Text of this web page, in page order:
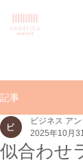
記事
似合わせ
ビジネス ア
2025年10月